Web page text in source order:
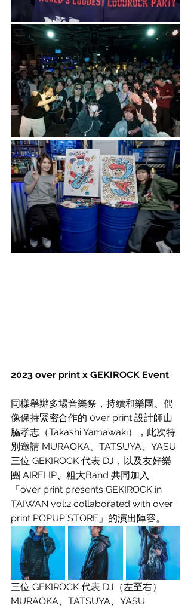
2023 over print x GEKIROCK Event
同樣舉辦多場音樂祭，持續和樂團、偶
像保持緊密合作的 0ver print 設計師山
脇孝志（Takashi Yamawaki），此次特
別邀請 MURAOKA、TATSUYA、YASU
三位 GEKIROCK 代表 DJ，以及友好樂
團 AIRFLIP、粗大Band 共同加入
「over print presents GEKIROCK in
TAIWAN vol:2 collaborated with over
print POPUP STORE」的演出陣容。
三位 GEKIROCK 代表 DJ（左至右）
MURAOKA、TATSUYA、YASU